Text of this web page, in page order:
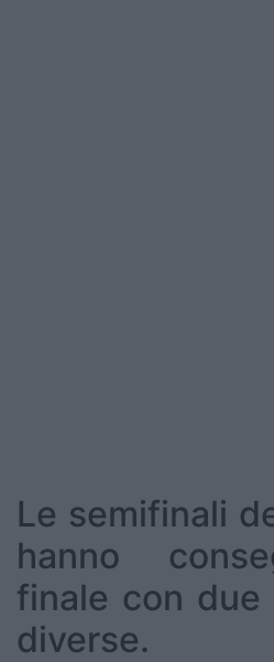
Le semifinali
hanno
finale con
diverse.